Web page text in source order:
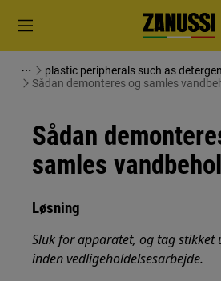
plastic peripherals such as
Sådan demonteres og samles
Sådan
samles
Løsning
Sluk for apparatet, og tag stikket
inden vedligeholdelsesarbejde.